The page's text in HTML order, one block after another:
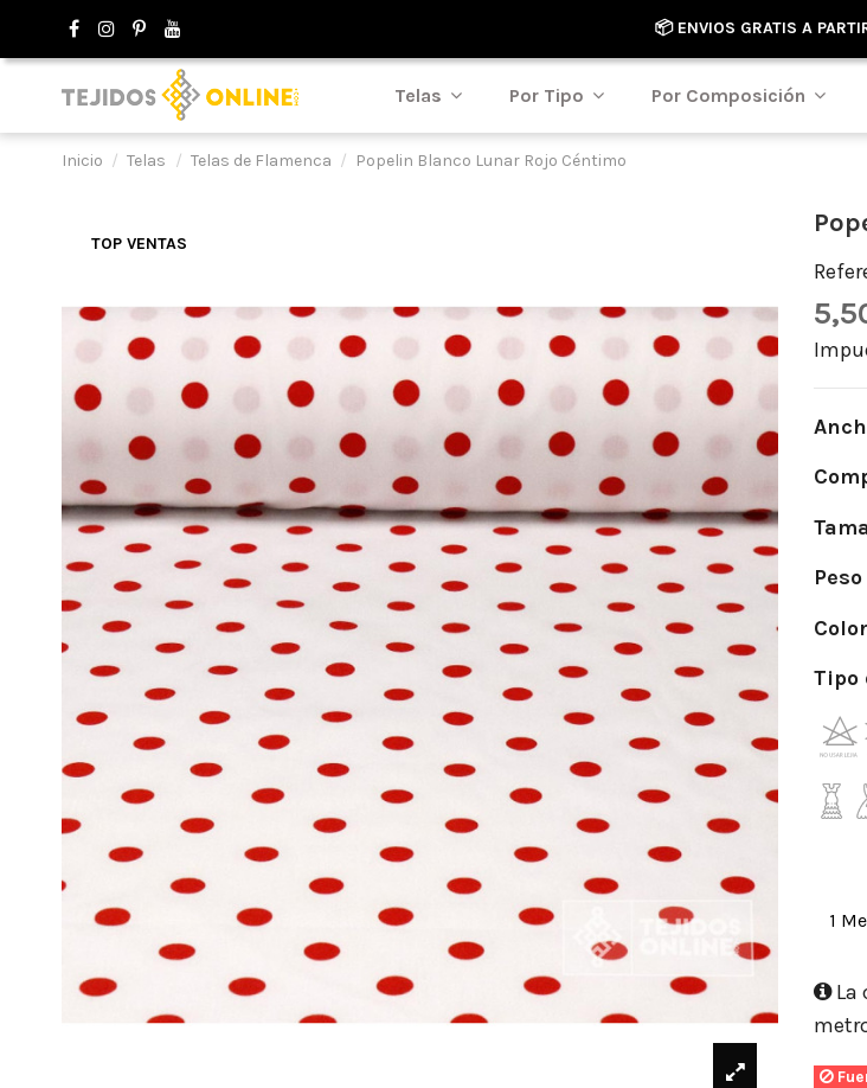
📦 ENVIOS GRATIS A
Telas Por Tipo Por Composición
Inicio Telas Telas de Flamenca Popelin Blanco Lunar Rojo Céntimo
TOP VENTAS
Peso
Tipo
1
La